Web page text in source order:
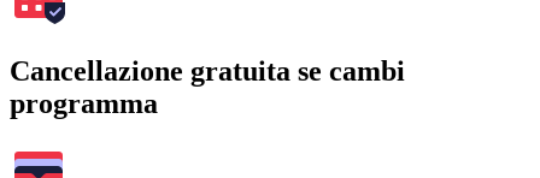
Cancellazione gratuita se cambi
programma